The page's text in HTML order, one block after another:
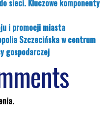
sieci. Kluczowe komponenty
i promocji miasta
Szczecińska w centrum
gospodarczej